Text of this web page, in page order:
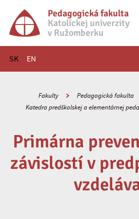
Pedagogická fakulta
Katolíckej univerzity
v Ružomberku
SK EN
Hlavné menu
Fakulty Pedagogická fakulta
Katedra predškolskej a elementárnej
Primárna
závislostí v